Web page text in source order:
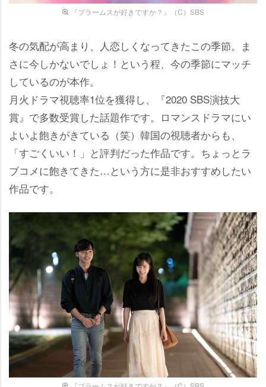
『ブラームスが好きですか？』（C）SBS
冬の気配が高まり、人恋しくなってきたこの季節。ま
さに今しかないでしょ！という程、今の季節にマッチ
しているのが本作。
月火ドラマ視聴率1位を獲得し、『2020 SBS演技大
賞』で多数受賞した話題作です。ロマンスドラマにい
よいよ飽きがきている（笑）韓国の視聴者からも、
「すごくいい！」と評判だった作品です。ちょっとラ
ブコメに飽きてきた…という方に是非おすすめしたい
作品です。